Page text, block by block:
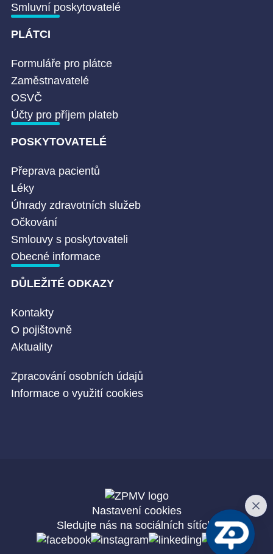
Smluvní poskytovatelé
PLÁTCI
Formuláře pro plátce
Zaměstnavatelé
OSVČ
Účty pro příjem plateb
POSKYTOVATELÉ
Přeprava pacientů
Léky
Úhrady zdravotních služeb
Očkování
Smlouvy s poskytovateli
Obecné informace
DŮLEŽITÉ ODKAZY
Kontakty
O pojištovně
Aktuality
Zpracování osobních údajů
Informace o využití cookies
Nastavení cookies
Sledujte nás na sociálních sítích: